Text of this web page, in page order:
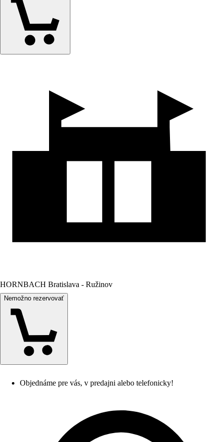
HORNBACH Bratislava - Ružinov
Nemožno rezervovať
Objednáme pre vás, v predajni alebo telefonicky!